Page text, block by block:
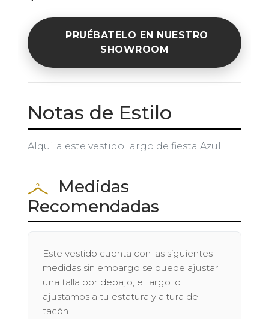
PRUÉBATELO EN NUESTRO
SHOWROOM
Notas de Estilo
Alquila este vestido largo de fiesta Azul
Medidas
Recomendadas
Este vestido cuenta con las siguientes
medidas sin embargo se puede ajustar
una talla por debajo, el largo lo
ajustamos a tu estatura y altura de
tacón.